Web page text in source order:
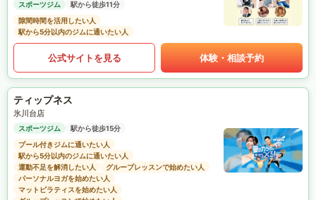
スポーツジム
駅から徒歩11分
隙間時間を活用したい人
駅から5分以内のジムに通いたい人
公式サイトを見る 体験・相談予約
ティップネス
氷川台店
スポーツジム
駅から徒歩15分
プール付きジムに通いたい人
駅から5分以内のジムに通いたい人
運動不足を解消したい人
グループレッスンで始めたい人
パーソナルヨガを始めたい人
マットピラティスを始めたい人